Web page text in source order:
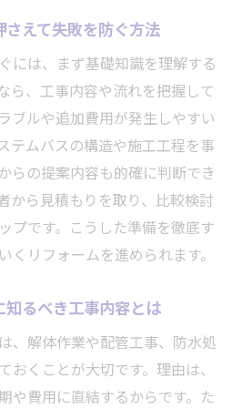
さえて失敗を防ぐ方法
には、まず基礎知識を理解する
ら、工事内容や流れを把握して
ブルや追加費用が発生しやすい
テムバスの構造や施工工程を事
らの提案内容も的確に判断でき
から見積もりを取り、比較検討
プです。こうした準備を徹底す
くリフォームを進められます。
知るべき工事内容とは
、解体作業や配管工事、防水処
おくことが大切です。理由は、
や費用に直結するからです。た